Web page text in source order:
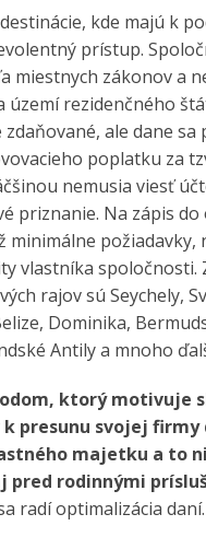
kde majú k
prístup.
miestnych zákonov a
území rezidenčného
ale dane
poplatku za
nemusia viesť
priznanie. Na zápis
minimálne požiadavky,
vlastníka spoločnosti.
rajov sú Seychely,
Dominika,
Antily a mnoho
ktorý motivuje
presunu svojej firmy
majetku a to
pred rodinnými
radí optimalizácia daní.